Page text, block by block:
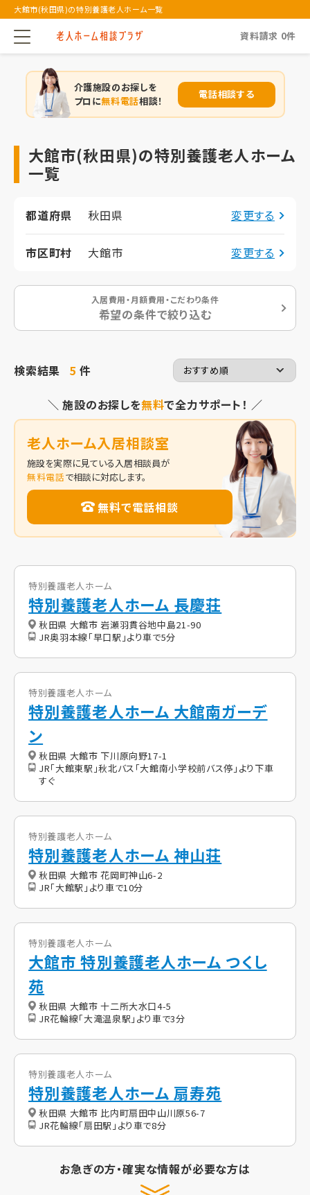
大館市(秋田県)の特別養護老人ホーム一覧
資料請求 0件
介護施設のお探しを
プロに無料電話相談！
電話相談する
大館市(秋田県)の特別養護老人ホーム
一覧
都道府県 秋田県 変更する
市区町村 大館市 変更する
入居費用・月額費用・こだわり条件
希望の条件で絞り込む
検索結果 5 件
＼ 施設のお探しを無料で全力サポート！ ／
老人ホーム入居相談室
施設を実際に見ている入居相談員が
無料電話で相談に対応します。
無料で電話相談
特別養護老人ホーム
特別養護老人ホーム 長慶荘
秋田県 大館市 岩瀬羽貫谷地中島21-90
JR奥羽本線「早口駅」より車で5分
特別養護老人ホーム
特別養護老人ホーム 大館南ガーデ
ン
秋田県 大館市 下川原向野17-1
JR「大館東駅」秋北バス「大館南小学校前バス停」より下車
すぐ
特別養護老人ホーム
特別養護老人ホーム 神山荘
秋田県 大館市 花岡町神山6-2
JR「大館駅」より車で10分
特別養護老人ホーム
大館市 特別養護老人ホーム つくし
苑
秋田県 大館市 十二所大水口4-5
JR花輪線「大滝温泉駅」より車で3分
特別養護老人ホーム
特別養護老人ホーム 扇寿苑
秋田県 大館市 比内町扇田中山川原56-7
JR花輪線「扇田駅」より車で8分
お急ぎの方・確実な情報が必要な方は